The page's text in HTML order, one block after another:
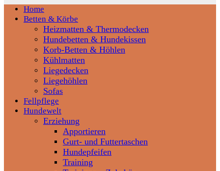
Home
Betten & Körbe
Heizmatten & Thermodecken
Hundebetten & Hundekissen
Korb-Betten & Höhlen
Kühlmatten
Liegedecken
Liegehöhlen
Sofas
Fellpflege
Hundewelt
Erziehung
Apportieren
Gurt- und Futtertaschen
Hundepfeifen
Training